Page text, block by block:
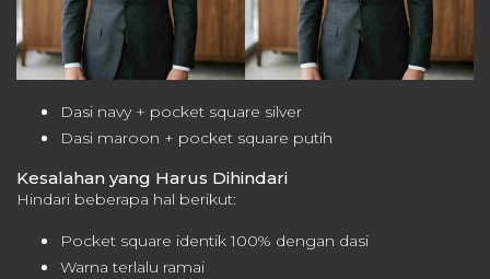
Dasi navy + pocket square silver
Dasi maroon + pocket square putih
Kesalahan yang Harus Dihindari
Hindari beberapa hal berikut:
Pocket square identik 100% dengan dasi
Warna terlalu ramai